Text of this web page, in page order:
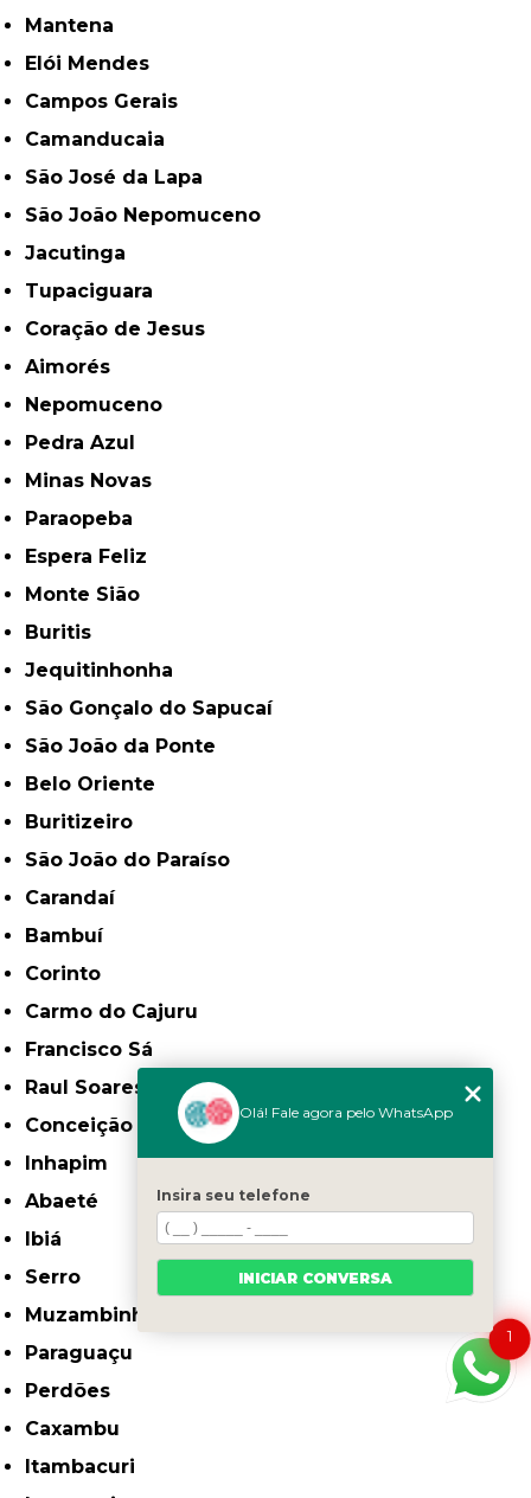
Mantena
Elói Mendes
Campos Gerais
Camanducaia
São José da Lapa
São João Nepomuceno
Jacutinga
Tupaciguara
Coração de Jesus
Aimorés
Nepomuceno
Pedra Azul
Minas Novas
Paraopeba
Espera Feliz
Monte Sião
Buritis
Jequitinhonha
São Gonçalo do Sapucaí
São João da Ponte
Belo Oriente
Buritizeiro
São João do Paraíso
Carandaí
Bambuí
Corinto
Carmo do Cajuru
Francisco Sá
Raul Soares
Conceição do Mato Dentro
Inhapim
Abaeté
Ibiá
Serro
Muzambinho
Paraguaçu
Perdões
Caxambu
Itambacuri
1
Olá! Fale agora pelo WhatsApp
Insira seu telefone
INICIAR CONVERSA